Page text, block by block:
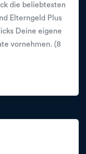
die beliebtesten
Elterngeld Plus
Deine eigene
vornehmen. (8